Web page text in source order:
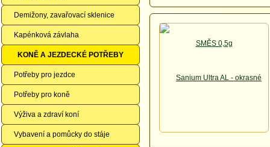
Demižony, zavařovací sklenice
Kapénková závlaha
KONĚ A JEZDECKÉ POTŘEBY
Potřeby pro jezdce
Potřeby pro koně
Výživa a zdraví koní
Vybavení a pomůcky do stáje